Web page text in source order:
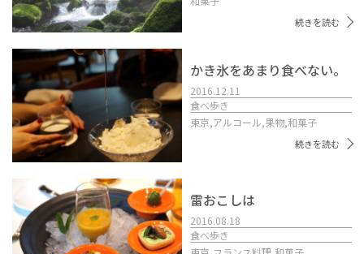
続きを読む
かき氷をあまり食べない。
2016.12.11
食べ歩き
東京,アルコール,果物,和菓子
続きを読む
雷おこしは
2016.08.18
食べ歩き